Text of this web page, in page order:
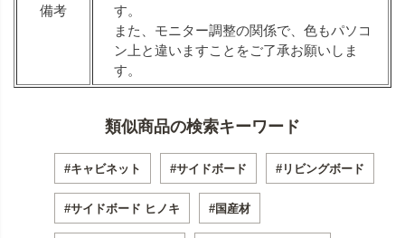
備考
す。
また、モニター調整の関係で、色もパソコ
ン上と違いますことをご了承お願いしま
す。
類似商品の検索キーワード
#キャビネット #サイドボード #リビングボード
#サイドボード ヒノキ #国産材